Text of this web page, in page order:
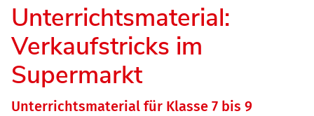
Unterrichtsmaterial:
Verkaufstricks im
Supermarkt
Unterrichtsmaterial für Klasse 7 bis 9